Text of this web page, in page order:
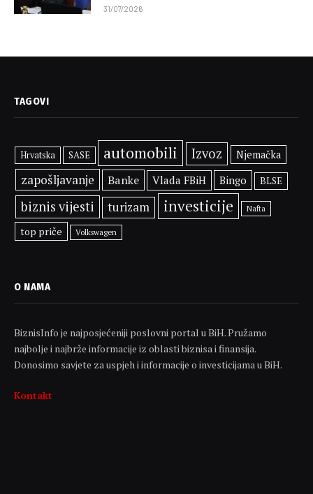
31/07/2026
TAGOVI
Hrvatska SASE automobili Izvoz Njemačka
zapošljavanje Banke Vlada FBiH Bingo BLSE
biznis vijesti turizam investicije Nafta
top priče Volkswagen
O NAMA
BiznisInfo je najposjećeniji poslovni portal u BiH. Pružamo
najbolje i najbrže informacije iz oblasti biznisa i finansija.
Donosimo savjete za uspjeh i informacije o investicijama u BiH.
Kontakt